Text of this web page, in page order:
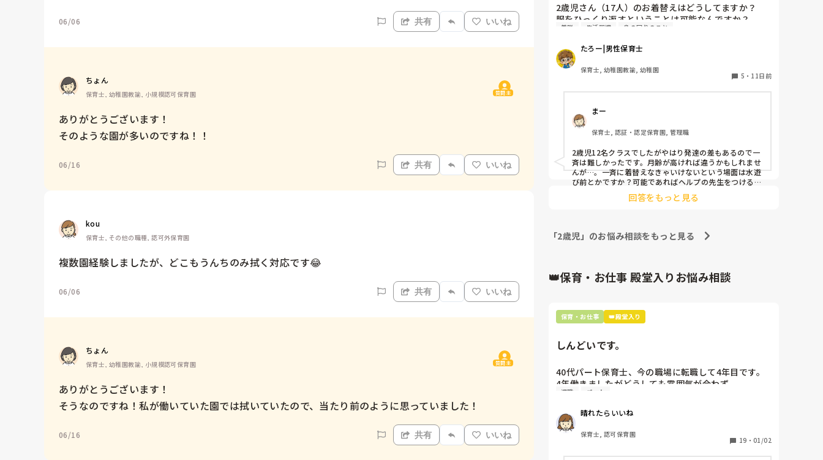
06/06 共有 いいね
ちょん
保育士, 幼稚園教諭, 小規模認可保育園 質問主
ありがとうございます！
そのような園が多いのですね！！
06/16 共有 いいね
kou
保育士, その他の職種, 認可外保育園
複数園経験しましたが、どこもうんちのみ拭く対応です😂
06/06 共有 いいね
ちょん
保育士, 幼稚園教諭, 小規模認可保育園 質問主
ありがとうございます！
そうなのですね！私が働いていた園では拭いていたので、当たり前のように思っていました！
06/16 共有 いいね
・一緒に組んでる先生と仲良くなれない
(1年未満の自身と10年以上の先生のキャリア差)
・同期との保育技術に差を感じる(負けを感じる)
・時折涙が出そうになる(何か言われたり、別に悲しく
・子どもが言うことを聞いてくれず心でイライラする
る時間の方が楽しいと思うようになる
・退職や転職を検討する
・保育士で良かったんだろうかと思うようになる
・自分は要らないのでは？と思うようになる
・学生時代より食欲が増している
・休日(翌日仕事)の夜が鬱になる
・不調を周り(友達や家族、職場)に相談できない
→まだ1ヶ月なんだからそれくらいで弱音吐くなと言
う
・夜は快眠だが朝起きるのが辛い
長くなってしまいすみません。
2歳児さん（17人）のお着替えはどうしてますか？
服をひっくり返すということは可能なんですか？
一斉にお着替えをしてもいいのでしょうか？職員は
私含め2人です。先生方のアドバイスややり方をおし
えて欲しいです
着脱 生活習慣 身の回りのこと
たろー|男性保育士
保育士, 幼稚園教諭, 幼稚園
5 ・ 11日前
まー
保育士, 認証・認定保育園, 管理職
2歳児12名クラスでしたがやはり発達の差もあるので一
斉は難しかったです。月齢が高ければ違うかもしれませ
んが…。一斉に着替えなきゃいけないという場面は水遊
び前とかですか？可能であればヘルプの先生をつける
か、少人数ずつにできた方が良いのかと思いました。
17人に2人…大変すぎますね、、、
回答をもっと見る
「2歳児」のお悩み相談をもっと見る
👑保育・お仕事 殿堂入りお悩み相談
保育・お仕事 👑殿堂入り
しんどいです。
40代パート保育士、今の職場に転職して4年目です。
4年働きましたがどうしても雰囲気が合わず
退職しようと思っています。
周りの職員は、勤続10年以上から何十年という先生が
ほとんどです。
保護者子どもの愚痴悪口が多く、
子どもの前でも
退職 パート
晴れたらいいね
保育士, 認可保育園
19 ・ 01/02